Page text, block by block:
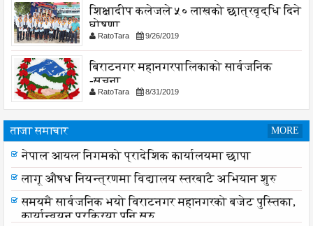
शिक्षादीप कलेजले ५० लाखको छात्रवृद्धि दिने
घोषणा
RatoTara 9/26/2019
बिराटनगर महानगरपालिकाको सार्वजनिक
-सुचना
RatoTara 8/31/2019
ताजा समाचार MORE
नेपाल आयल निगमको प्रादेशिक कार्यालयमा छापा
लागू औषध नियन्त्रणमा विद्यालय स्तरबाटै अभियान शुरु
समयमै सार्वजनिक भयो विराटनगर महानगरको बजेट पुस्तिका,
कार्यान्वयन प्रक्रिया पनि सुरु